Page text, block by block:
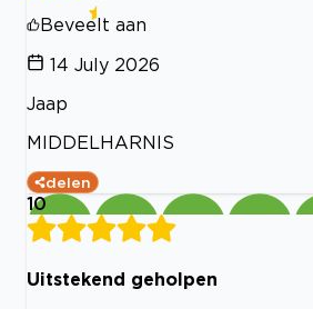
Beveelt aan
14 July 2026
Jaap
MIDDELHARNIS
delen
10
Uitstekend geholpen